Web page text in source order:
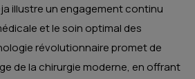
illustre un engagement continu
et le soin optimal des
révolutionnaire promet de
de la chirurgie moderne, en offrant